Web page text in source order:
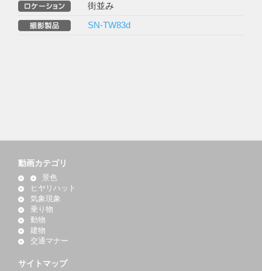
街並み
SN-TW83d
動画カテゴリ
景色
ヒヤリハット
気象現象
乗り物
動物
建物
交通マナー
サイトマップ